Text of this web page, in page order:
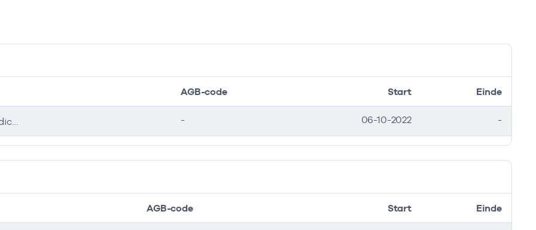
AGB-code Start Einde
Medische pedicure - 06-10-2022 -
AGB-code Start Einde